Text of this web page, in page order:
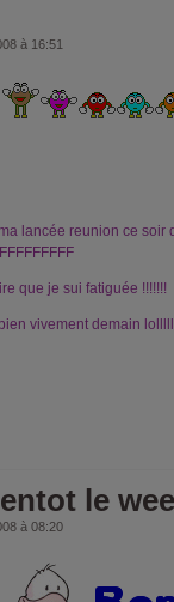
à 16:51
lancée reunion ce soir
que je sui fatiguée !!!!!!!
vivement demain
le
à 08:20